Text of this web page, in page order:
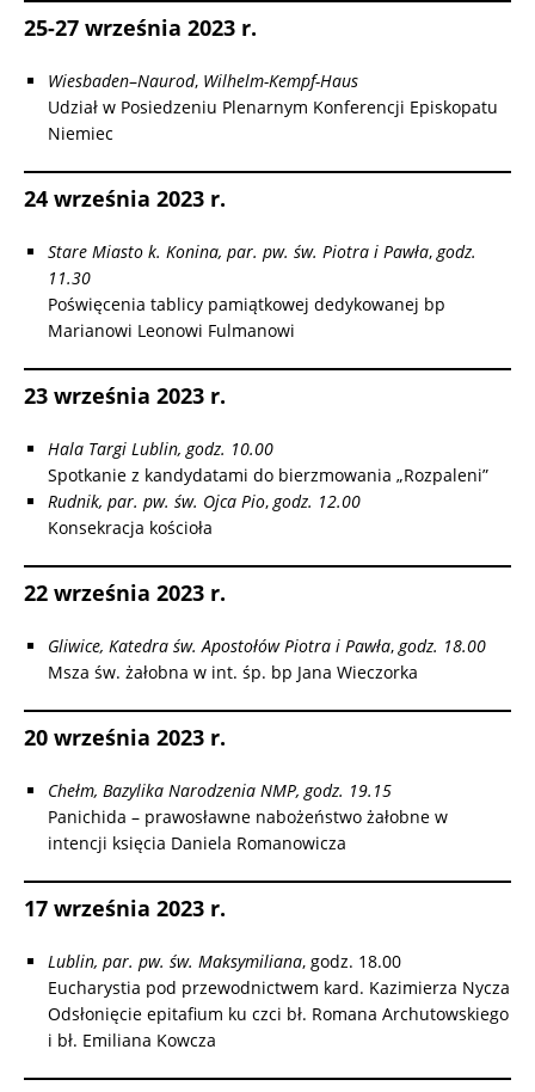
25-27 września 2023 r.
Wiesbaden–Naurod, Wilhelm-Kempf-Haus
Udział w Posiedzeniu Plenarnym Konferencji Episkopatu
Niemiec
24 września 2023 r.
Stare Miasto k. Konina, par. pw. św. Piotra i Pawła,godz.
11.30
Poświęcenia tablicy pamiątkowej dedykowanej bp
Marianowi Leonowi Fulmanowi
23 września 2023 r.
Hala Targi Lublin, godz. 10.00
Spotkanie z kandydatami do bierzmowania „Rozpaleni”
Rudnik, par. pw. św. Ojca Pio,godz. 12.00
Konsekracja kościoła
22 września 2023 r.
Gliwice, Katedra św. Apostołów Piotra i Pawła,godz. 18.00
Msza św. żałobna w int. śp. bp Jana Wieczorka
20 września 2023 r.
Chełm, Bazylika Narodzenia NMP, godz. 19.15
Panichida – prawosławne nabożeństwo żałobne w
intencji księcia Daniela Romanowicza
17 września 2023 r.
Lublin, par. pw. św. Maksymiliana, godz. 18.00
Eucharystia pod przewodnictwem kard. Kazimierza Nycza
Odsłonięcie epitafium ku czci bł. Romana Archutowskiego
i bł. Emiliana Kowcza